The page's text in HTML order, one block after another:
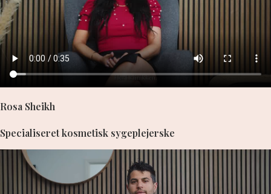
Rosa Sheikh
Specialiseret kosmetisk sygeplejerske